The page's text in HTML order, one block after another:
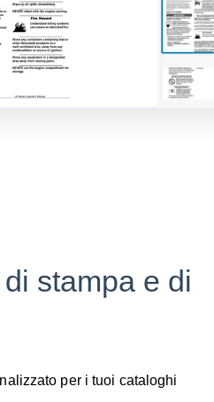
stampa e di
per i tuoi cataloghi